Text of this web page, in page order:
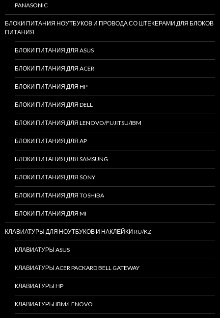
PANASONIC
БЛОКИ ПИТАНИЯ НОУТБУКОВ И ПРОВОДА СО ШТЕКЕРАМИ ДЛЯ БЛОКОВ
ПИТАНИЯ
БЛОКИ ПИТАНИЯ ДЛЯ ASUS
БЛОКИ ПИТАНИЯ ДЛЯ ACER
БЛОКИ ПИТАНИЯ ДЛЯ HP
БЛОКИ ПИТАНИЯ ДЛЯ DELL
БЛОКИ ПИТАНИЯ ДЛЯ LENOVO/FUJITSU/IBM
БЛОКИ ПИТАНИЯ ДЛЯ AP
БЛОКИ ПИТАНИЯ ДЛЯ SAMSUNG
БЛОКИ ПИТАНИЯ ДЛЯ SONY
БЛОКИ ПИТАНИЯ ДЛЯ TOSHIBA
БЛОКИ ПИТАНИЯ ДЛЯ MI
КЛАВИАТУРЫ ДЛЯ НОУТБУКОВ И НАКЛЕЙКИ RU/KZ
КЛАВИАТУРЫ ASUS
КЛАВИАТУРЫ ACER PACKARD BELL GATEWAY
КЛАВИАТУРЫ HP
КЛАВИАТУРЫ IBM/LENOVO